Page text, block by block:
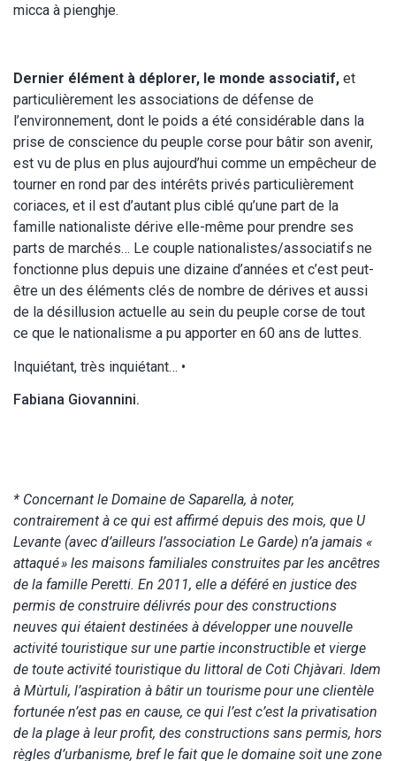
micca à pienghje.
Dernier élément à déplorer, le monde associatif, et
particulièrement les associations de défense de
l’environnement, dont le poids a été considérable dans la
prise de conscience du peuple corse pour bâtir son avenir,
est vu de plus en plus aujourd’hui comme un empêcheur de
tourner en rond par des intérêts privés particulièrement
coriaces, et il est d’autant plus ciblé qu’une part de la
famille nationaliste dérive elle-même pour prendre ses
parts de marchés… Le couple nationalistes/associatifs ne
fonctionne plus depuis une dizaine d’années et c’est peut-
être un des éléments clés de nombre de dérives et aussi
de la désillusion actuelle au sein du peuple corse de tout
ce que le nationalisme a pu apporter en 60 ans de luttes.
Inquiétant, très inquiétant… •
Fabiana Giovannini.
* Concernant le Domaine de Saparella, à noter,
contrairement à ce qui est affirmé depuis des mois, que U
Levante (avec d’ailleurs l’association Le Garde) n’a jamais «
attaqué » les maisons familiales construites par les ancêtres
de la famille Peretti. En 2011, elle a déféré en justice des
permis de construire délivrés pour des constructions
neuves qui étaient destinées à développer une nouvelle
activité touristique sur une partie inconstructible et vierge
de toute activité touristique du littoral de Coti Chjàvari. Idem
à Mùrtuli, l’aspiration à bâtir un tourisme pour une clientèle
fortunée n’est pas en cause, ce qui l’est c’est la privatisation
de la plage à leur profit, des constructions sans permis, hors
règles d’urbanisme, bref le fait que le domaine soit une zone